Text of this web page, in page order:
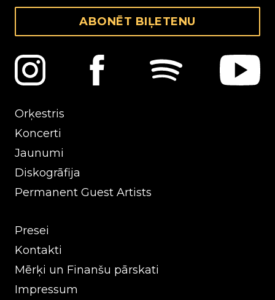
ABONĒT BIĻETENU
Orķestris
Koncerti
Jaunumi
Diskogrāfija
Permanent Guest Artists
Presei
Kontakti
Mērķi un Finanšu pārskati
Impressum